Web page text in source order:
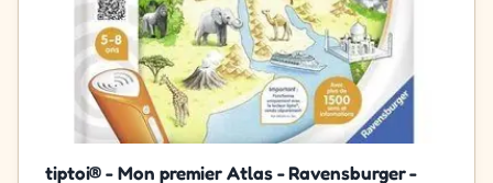
tiptoi® - Mon premier Atlas - Ravensburger -